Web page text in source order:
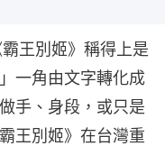
王別姬》稱得上是
一角由文字轉化成
手、身段，或只是
王別姬》在台灣重